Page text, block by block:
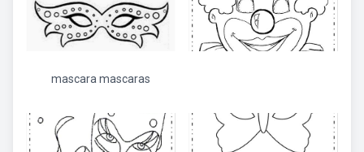
mascara mascaras